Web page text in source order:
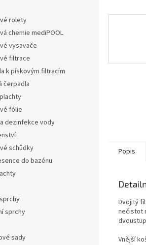
rolety
chemie mediPOOL
vysavače
filtrace
k pískovým filtracím
čerpadla
fólie
dezinfekce vody
schůdky
do bazénu
sprchy
sady
Popis
Dvojitý
nečistot
Vnější